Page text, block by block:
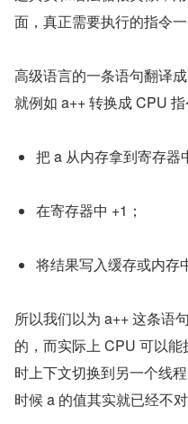
面，真正需要执行的指令一
高级语言的一条语句翻译
就例如 a++ 转换成 CPU 指
把 a 从内存拿到寄存器
在寄存器中 +1；
将结果写入缓存或内存
所以我们以为 a++ 这条语
的，而实际上 CPU 可以
时上下文切换到另一个线
时候 a 的值其实就已经不对